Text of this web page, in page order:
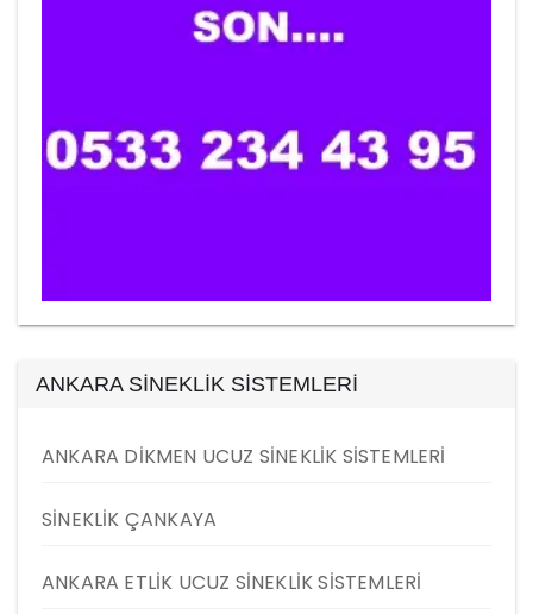
ANKARA SİNEKLİK SİSTEMLERİ
ANKARA DİKMEN UCUZ SİNEKLİK SİSTEMLERİ
SİNEKLİK ÇANKAYA
ANKARA ETLİK UCUZ SİNEKLİK SİSTEMLERİ